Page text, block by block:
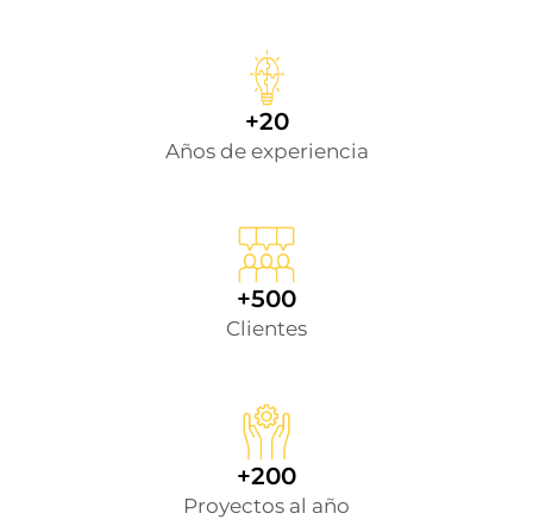
+20
Años de experiencia
+500
Clientes
+200
Proyectos al año